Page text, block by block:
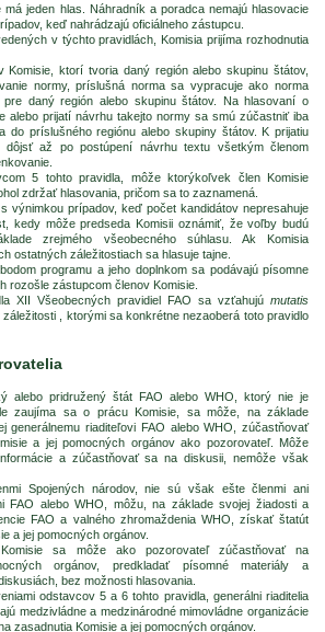
má jeden hlas. Náhradník a poradca nemajú hlasovacie
keď nahrádzajú oficiálneho zástupcu.
v týchto pravidlách, Komisia prijíma rozhodnutia
Komisie, ktorí tvoria daný región alebo skupinu štátov,
normy, príslušná norma sa vypracuje ako norma
pre daný región alebo skupinu štátov. Na hlasovaní o
alebo prijatí návrhu takejto normy sa smú zúčastniť iba
do príslušného regiónu alebo skupiny štátov. K prijatiu
až po postúpení návrhu textu všetkým členom
5 tohto pravidla, môže ktorýkoľvek člen Komisie
zdržať hlasovania, pričom sa to zaznamená.
výnimkou prípadov, keď počet kandidátov nepresahuje
kedy môže predseda Komisii oznámiť, že voľby budú
zrejmého všeobecného súhlasu. Ak Komisia
ostatných záležitostiach sa hlasuje tajne.
programu a jeho doplnkom sa podávajú písomne
rozošle zástupcom členov Komisie.
XII Všeobecných pravidiel FAO sa vzťahujú mutatis
, ktorými sa konkrétne nezaoberá toto pravidlo
alebo pridružený štát FAO alebo WHO, ktorý nie je
zaujíma sa o prácu Komisie, sa môže, na základe
generálnemu riaditeľovi FAO alebo WHO, zúčastňovať
a jej pomocných orgánov ako pozorovateľ. Môže
a zúčastňovať sa na diskusii, nemôže však
Spojených národov, nie sú však ešte členmi ani
FAO alebo WHO, môžu, na základe svojej žiadosti a
FAO a valného zhromaždenia WHO, získať štatút
a jej pomocných orgánov.
sa môže ako pozorovateľ zúčastňovať na
orgánov, predkladať písomné materiály a
bez možnosti hlasovania.
odstavcov 5 a 6 tohto pravidla, generálni riaditelia
medzivládne a medzinárodné mimovládne organizácie
zasadnutia Komisie a jej pomocných orgánov.